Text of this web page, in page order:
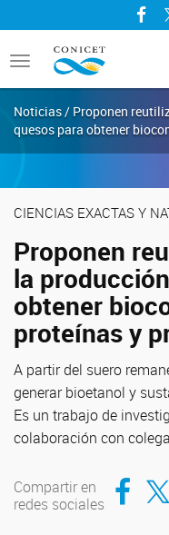
Toggle
navigation
Noticias / Proponen
quesos para obtener
CIENCIAS EXACTAS Y
Proponen
la
obtener
proteínas y
A partir del suero
generar bioetanol y
Es un trabajo de
colaboración con
Compartir en
redes sociales
Compartir